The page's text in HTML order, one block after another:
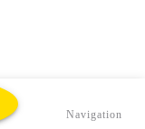
Navigation